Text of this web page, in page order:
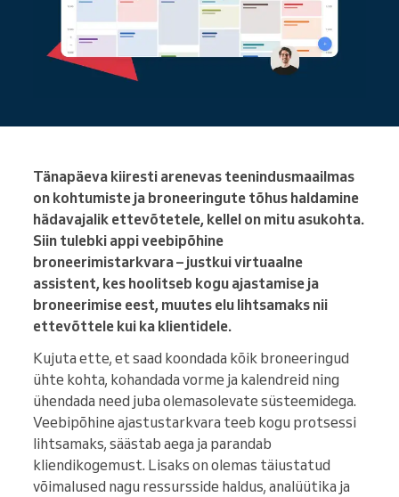
Tänapäeva kiiresti arenevas teenindusmaailmas
on kohtumiste ja broneeringute tõhus haldamine
hädavajalik ettevõtetele, kellel on mitu asukohta.
Siin tulebki appi veebipõhine
broneerimistarkvara – justkui virtuaalne
assistent, kes hoolitseb kogu ajastamise ja
broneerimise eest, muutes elu lihtsamaks nii
ettevõttele kui ka klientidele.
Kujuta ette, et saad koondada kõik broneeringud
ühte kohta, kohandada vorme ja kalendreid ning
ühendada need juba olemasolevate süsteemidega.
Veebipõhine ajastustarkvara teeb kogu protsessi
lihtsamaks, säästab aega ja parandab
kliendikogemust. Lisaks on olemas täiustatud
võimalused nagu ressursside haldus, analüütika ja